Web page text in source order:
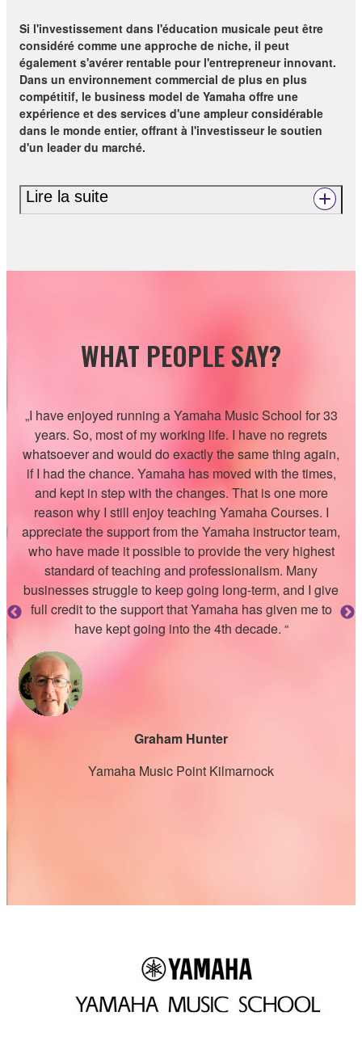
Si l'investissement dans l'éducation musicale peut être
considéré comme une approche de niche, il peut
également s'avérer rentable pour l'entrepreneur innovant.
Dans un environnement commercial de plus en plus
compétitif, le business model de Yamaha offre une
expérience et des services d'une ampleur considérable
dans le monde entier, offrant à l'investisseur le soutien
d'un leader du marché.
Lire la suite
WHAT PEOPLE SAY?
„I have enjoyed running a Yamaha Music School for 33
years. So, most of my working life. I have no regrets
whatsoever and would do exactly the same thing again,
if I had the chance. Yamaha has moved with the times,
and kept in step with the changes. That is one more
reason why I still enjoy teaching Yamaha Courses. I
appreciate the support from the Yamaha instructor team,
who have made it possible to provide the very highest
standard of teaching and professionalism. Many
businesses struggle to keep going long-term, and I give
full credit to the support that Yamaha has given me to
have kept going into the 4th decade. “
Graham Hunter
Yamaha Music Point Kilmarnock